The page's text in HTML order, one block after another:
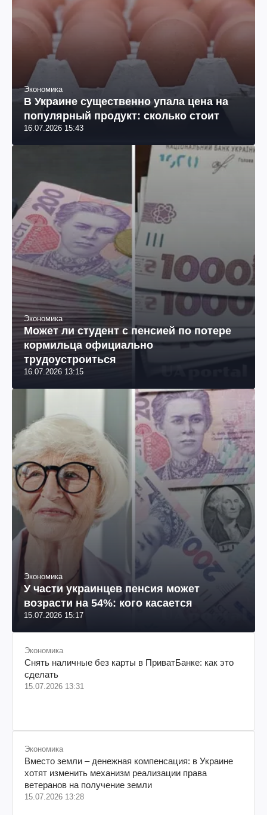
Экономика
В Украине существенно упала цена на
популярный продукт: сколько стоит
16.07.2026 15:43
Экономика
Может ли студент с пенсией по потере
кормильца официально
трудоустроиться
16.07.2026 13:15
Экономика
У части украинцев пенсия может
возрасти на 54%: кого касается
15.07.2026 15:17
Экономика
Снять наличные без карты в ПриватБанке: как это
сделать
15.07.2026 13:31
Экономика
Вместо земли – денежная компенсация: в Украине
хотят изменить механизм реализации права
ветеранов на получение земли
15.07.2026 13:28